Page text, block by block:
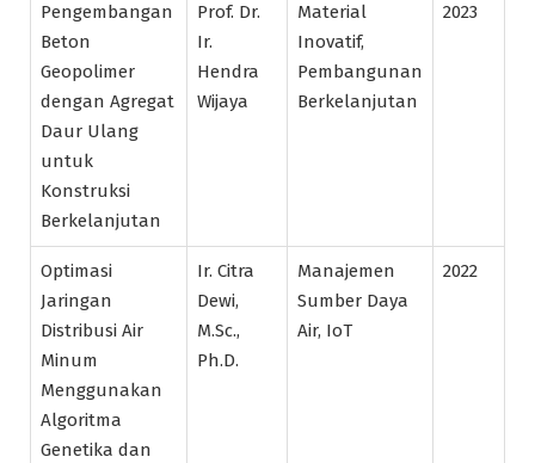
Pengembangan
Beton
Geopolimer
dengan Agregat
Daur Ulang
untuk
Konstruksi
Berkelanjutan
Prof. Dr.
Ir.
Hendra
Wijaya
Material
Inovatif,
Pembangunan
Berkelanjutan
2023
Optimasi
Jaringan
Distribusi Air
Minum
Menggunakan
Algoritma
Genetika dan
Ir. Citra
Dewi,
M.Sc.,
Ph.D.
Manajemen
Sumber Daya
Air, IoT
2022